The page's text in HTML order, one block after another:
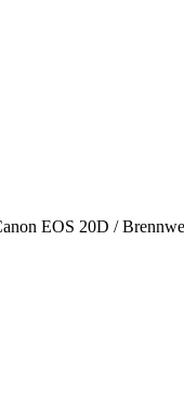
EOS 20D /